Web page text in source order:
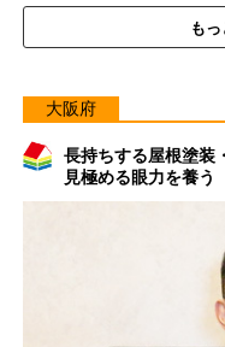
も
大阪府
長持ちする屋根塗装
見極める眼力を養う